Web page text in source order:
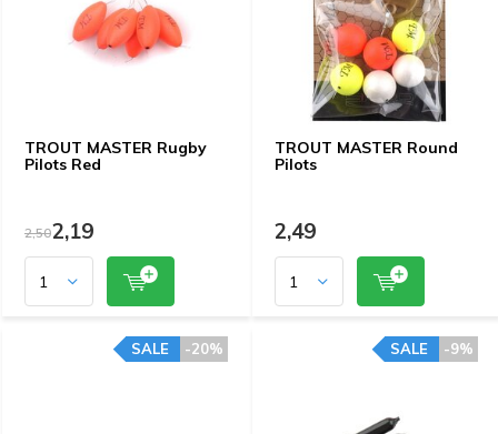
TROUT MASTER Rugby
Pilots Red
2,502,19
TROUT MASTER Round
Pilots
2,49
-20%
SALE -9%
SALE